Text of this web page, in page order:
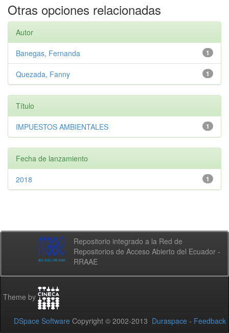
Otras opciones relacionadas
Autor
1
Banegas, Fernanda
1
Quezada, Fanny
Título
1
IMPUESTOS AMBIENTALES
Fecha de lanzamiento
1
2018
Repositorio integrado a la Red de
Repositorios de Acceso Abierto del Ecuador -
RRAAE
Theme by
DSpace Software Copyright © 2002-2013 Duraspace - Feedback